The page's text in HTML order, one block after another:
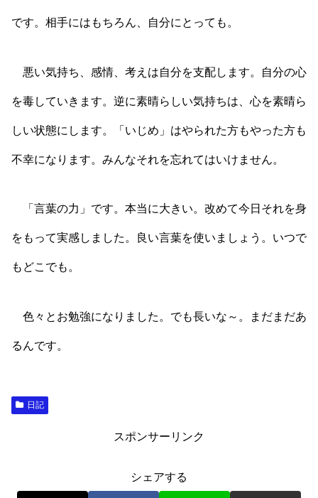
です。相手にはもちろん、自分にとっても。
悪い気持ち、感情、考えは自分を支配します。自分の心
を毒していきます。逆に素晴らしい気持ちは、心を素晴ら
しい状態にします。「いじめ」はやられた方もやった方も
不幸になります。みんなそれを忘れてはいけません。
「言葉の力」です。本当に大きい。改めて今日それを身
をもって実感しました。良い言葉を使いましょう。いつで
もどこでも。
色々とお勉強になりました。でも長いな～。まだまだあ
るんです。
日記
スポンサーリンク
シェアする